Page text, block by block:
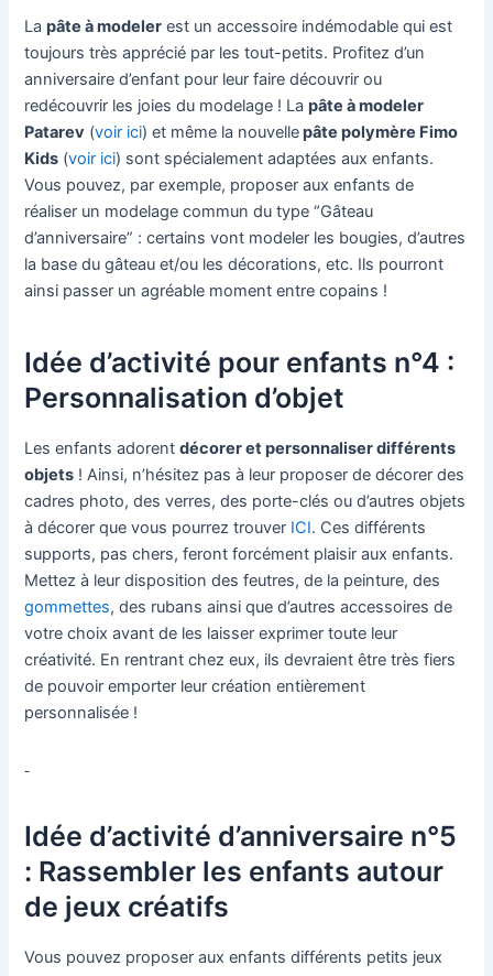
Lapâte à modeler est un accessoire indémodable qui est
toujours très apprécié par les tout-petits. Profitez d’un
anniversaire d’enfant pour leur faire découvrir ou
redécouvrir les joies du modelage ! Lapâte à modeler
Patarev (voir ici) et même la nouvellepâte polymère Fimo
Kids (voir ici) sont spécialement adaptées aux enfants.
Vous pouvez, par exemple, proposer aux enfants de
réaliser un modelage commun du type “Gâteau
d’anniversaire” : certains vont modeler les bougies, d’autres
la base du gâteau et/ou les décorations, etc. Ils pourront
ainsi passer un agréable moment entre copains !
Idée d’activité pour enfants n°4 :
Personnalisation d’objet
Les enfants adorentdécorer et personnaliser différents
objets ! Ainsi, n’hésitez pas à leur proposer de décorer des
cadres photo, des verres, des porte-clés ou d’autres objets
à décorer que vous pourrez trouver ICI. Ces différents
supports, pas chers, feront forcément plaisir aux enfants.
Mettez à leur disposition des feutres, de la peinture, des
gommettes, des rubans ainsi que d’autres accessoires de
votre choix avant de les laisser exprimer toute leur
créativité. En rentrant chez eux, ils devraient être très fiers
de pouvoir emporter leur création entièrement
personnalisée !
Idée d’activité d’anniversaire n°5
: Rassembler les enfants autour
de jeux créatifs
Vous pouvez proposer aux enfants différents petits jeux